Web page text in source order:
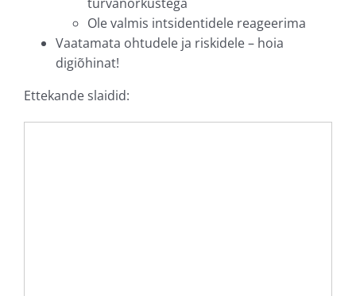
Ole valmis intsidentidele reageerima
Vaatamata ohtudele ja riskidele – hoia
digiõhinat!
Ettekande slaidid: